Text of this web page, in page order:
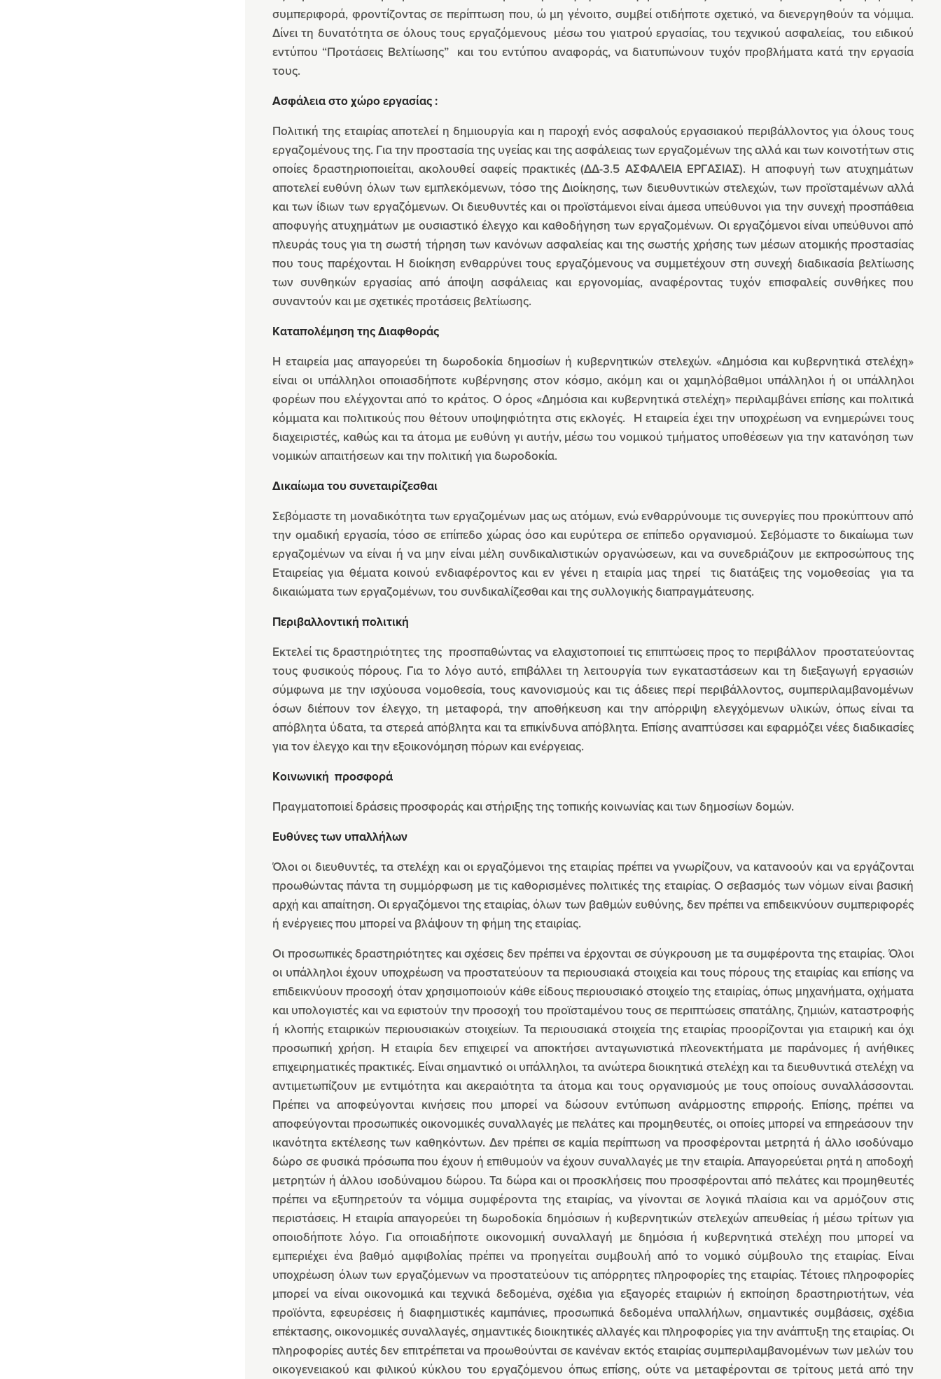
συμπεριφορά, φροντίζοντας σε περίπτωση που, ώ μη γένοιτο, συμβεί οτιδήποτε σχετικό, να διενεργηθούν τα νόμιμα.
Δίνει τη δυνατότητα σε όλους τους εργαζόμενους μέσω του γιατρού εργασίας, του τεχνικού ασφαλείας, του ειδικού
εντύπου “Προτάσεις Βελτίωσης” και του εντύπου αναφοράς, να διατυπώνουν τυχόν προβλήματα κατά την εργασία
τους.
Ασφάλεια στο χώρο εργασίας :
Πολιτική της εταιρίας αποτελεί η δημιουργία και η παροχή ενός ασφαλούς εργασιακού περιβάλλοντος για όλους τους
εργαζομένους της. Για την προστασία της υγείας και της ασφάλειας των εργαζομένων της αλλά και των κοινοτήτων στις
οποίες δραστηριοποιείται, ακολουθεί σαφείς πρακτικές (ΔΔ-3.5 ΑΣΦΑΛΕΙΑ ΕΡΓΑΣΙΑΣ). Η αποφυγή των ατυχημάτων
αποτελεί ευθύνη όλων των εμπλεκόμενων, τόσο της Διοίκησης, των διευθυντικών στελεχών, των προϊσταμένων αλλά
και των ίδιων των εργαζόμενων. Οι διευθυντές και οι προϊστάμενοι είναι άμεσα υπεύθυνοι για την συνεχή προσπάθεια
αποφυγής ατυχημάτων με ουσιαστικό έλεγχο και καθοδήγηση των εργαζομένων. Οι εργαζόμενοι είναι υπεύθυνοι από
πλευράς τους για τη σωστή τήρηση των κανόνων ασφαλείας και της σωστής χρήσης των μέσων ατομικής προστασίας
που τους παρέχονται. Η διοίκηση ενθαρρύνει τους εργαζόμενους να συμμετέχουν στη συνεχή διαδικασία βελτίωσης
των συνθηκών εργασίας από άποψη ασφάλειας και εργονομίας, αναφέροντας τυχόν επισφαλείς συνθήκες που
συναντούν και με σχετικές προτάσεις βελτίωσης.
Καταπολέμηση της Διαφθοράς
Η εταιρεία μας απαγορεύει τη δωροδοκία δημοσίων ή κυβερνητικών στελεχών. «Δημόσια και κυβερνητικά στελέχη»
είναι οι υπάλληλοι οποιασδήποτε κυβέρνησης στον κόσμο, ακόμη και οι χαμηλόβαθμοι υπάλληλοι ή οι υπάλληλοι
φορέων που ελέγχονται από το κράτος. Ο όρος «Δημόσια και κυβερνητικά στελέχη» περιλαμβάνει επίσης και πολιτικά
κόμματα και πολιτικούς που θέτουν υποψηφιότητα στις εκλογές. Η εταιρεία έχει την υποχρέωση να ενημερώνει τους
διαχειριστές, καθώς και τα άτομα με ευθύνη γι αυτήν, μέσω του νομικού τμήματος υποθέσεων για την κατανόηση των
νομικών απαιτήσεων και την πολιτική για δωροδοκία.
Δικαίωμα του συνεταιρίζεσθαι
Σεβόμαστε τη μοναδικότητα των εργαζομένων μας ως ατόμων, ενώ ενθαρρύνουμε τις συνεργίες που προκύπτουν από
την ομαδική εργασία, τόσο σε επίπεδο χώρας όσο και ευρύτερα σε επίπεδο οργανισμού. Σεβόμαστε το δικαίωμα των
εργαζομένων να είναι ή να μην είναι μέλη συνδικαλιστικών οργανώσεων, και να συνεδριάζουν με εκπροσώπους της
Εταιρείας για θέματα κοινού ενδιαφέροντος και εν γένει η εταιρία μας τηρεί τις διατάξεις της νομοθεσίας για τα
δικαιώματα των εργαζομένων, του συνδικαλίζεσθαι και της συλλογικής διαπραγμάτευσης.
Περιβαλλοντική πολιτική
Εκτελεί τις δραστηριότητες της προσπαθώντας να ελαχιστοποιεί τις επιπτώσεις προς το περιβάλλον προστατεύοντας
τους φυσικούς πόρους. Για το λόγο αυτό, επιβάλλει τη λειτουργία των εγκαταστάσεων και τη διεξαγωγή εργασιών
σύμφωνα με την ισχύουσα νομοθεσία, τους κανονισμούς και τις άδειες περί περιβάλλοντος, συμπεριλαμβανομένων
όσων διέπουν τον έλεγχο, τη μεταφορά, την αποθήκευση και την απόρριψη ελεγχόμενων υλικών, όπως είναι τα
απόβλητα ύδατα, τα στερεά απόβλητα και τα επικίνδυνα απόβλητα. Επίσης αναπτύσσει και εφαρμόζει νέες διαδικασίες
για τον έλεγχο και την εξοικονόμηση πόρων και ενέργειας.
Κοινωνική προσφορά
Πραγματοποιεί δράσεις προσφοράς και στήριξης της τοπικής κοινωνίας και των δημοσίων δομών.
Ευθύνες των υπαλλήλων
Όλοι οι διευθυντές, τα στελέχη και οι εργαζόμενοι της εταιρίας πρέπει να γνωρίζουν, να κατανοούν και να εργάζονται
προωθώντας πάντα τη συμμόρφωση με τις καθορισμένες πολιτικές της εταιρίας. Ο σεβασμός των νόμων είναι βασική
αρχή και απαίτηση. Οι εργαζόμενοι της εταιρίας, όλων των βαθμών ευθύνης, δεν πρέπει να επιδεικνύουν συμπεριφορές
ή ενέργειες που μπορεί να βλάψουν τη φήμη της εταιρίας.
Οι προσωπικές δραστηριότητες και σχέσεις δεν πρέπει να έρχονται σε σύγκρουση με τα συμφέροντα της εταιρίας. Όλοι
οι υπάλληλοι έχουν υποχρέωση να προστατεύουν τα περιουσιακά στοιχεία και τους πόρους της εταιρίας και επίσης να
επιδεικνύουν προσοχή όταν χρησιμοποιούν κάθε είδους περιουσιακό στοιχείο της εταιρίας, όπως μηχανήματα, οχήματα
και υπολογιστές και να εφιστούν την προσοχή του προϊσταμένου τους σε περιπτώσεις σπατάλης, ζημιών, καταστροφής
ή κλοπής εταιρικών περιουσιακών στοιχείων. Τα περιουσιακά στοιχεία της εταιρίας προορίζονται για εταιρική και όχι
προσωπική χρήση. Η εταιρία δεν επιχειρεί να αποκτήσει ανταγωνιστικά πλεονεκτήματα με παράνομες ή ανήθικες
επιχειρηματικές πρακτικές. Είναι σημαντικό οι υπάλληλοι, τα ανώτερα διοικητικά στελέχη και τα διευθυντικά στελέχη να
αντιμετωπίζουν με εντιμότητα και ακεραιότητα τα άτομα και τους οργανισμούς με τους οποίους συναλλάσσονται.
Πρέπει να αποφεύγονται κινήσεις που μπορεί να δώσουν εντύπωση ανάρμοστης επιρροής. Επίσης, πρέπει να
αποφεύγονται προσωπικές οικονομικές συναλλαγές με πελάτες και προμηθευτές, οι οποίες μπορεί να επηρεάσουν την
ικανότητα εκτέλεσης των καθηκόντων. Δεν πρέπει σε καμία περίπτωση να προσφέρονται μετρητά ή άλλο ισοδύναμο
δώρο σε φυσικά πρόσωπα που έχουν ή επιθυμούν να έχουν συναλλαγές με την εταιρία. Απαγορεύεται ρητά η αποδοχή
μετρητών ή άλλου ισοδύναμου δώρου. Τα δώρα και οι προσκλήσεις που προσφέρονται από πελάτες και προμηθευτές
πρέπει να εξυπηρετούν τα νόμιμα συμφέροντα της εταιρίας, να γίνονται σε λογικά πλαίσια και να αρμόζουν στις
περιστάσεις. Η εταιρία απαγορεύει τη δωροδοκία δημόσιων ή κυβερνητικών στελεχών απευθείας ή μέσω τρίτων για
οποιοδήποτε λόγο. Για οποιαδήποτε οικονομική συναλλαγή με δημόσια ή κυβερνητικά στελέχη που μπορεί να
εμπεριέχει ένα βαθμό αμφιβολίας πρέπει να προηγείται συμβουλή από το νομικό σύμβουλο της εταιρίας. Είναι
υποχρέωση όλων των εργαζόμενων να προστατεύουν τις απόρρητες πληροφορίες της εταιρίας. Τέτοιες πληροφορίες
μπορεί να είναι οικονομικά και τεχνικά δεδομένα, σχέδια για εξαγορές εταιριών ή εκποίηση δραστηριοτήτων, νέα
προϊόντα, εφευρέσεις ή διαφημιστικές καμπάνιες, προσωπικά δεδομένα υπαλλήλων, σημαντικές συμβάσεις, σχέδια
επέκτασης, οικονομικές συναλλαγές, σημαντικές διοικητικές αλλαγές και πληροφορίες για την ανάπτυξη της εταιρίας. Οι
πληροφορίες αυτές δεν επιτρέπεται να προωθούνται σε κανέναν εκτός εταιρίας συμπεριλαμβανομένων των μελών του
οικογενειακού και φιλικού κύκλου του εργαζόμενου όπως επίσης, ούτε να μεταφέρονται σε τρίτους μετά από την